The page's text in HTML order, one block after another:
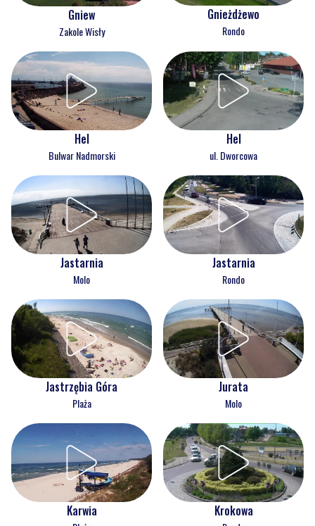
Gniew
Zakole Wisły
Gnieżdżewo
Rondo
Hel
Bulwar Nadmorski
Hel
ul. Dworcowa
Jastarnia
Molo
Jastarnia
Rondo
Jastrzębia Góra
Plaża
Jurata
Molo
Karwia Krokowa